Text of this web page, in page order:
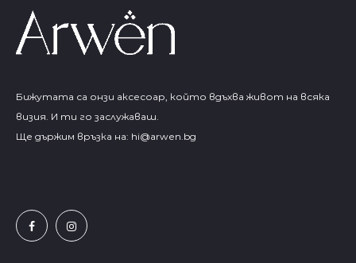
Бижутата са онзи аксесоар, който вдъхва живот на всяка
визия. И ти го заслужаваш.
Ще държим връзка на: hi@arwen.bg